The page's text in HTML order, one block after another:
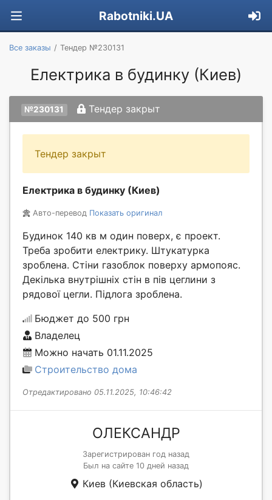
Rabotniki.UA
Все заказы Тендер №230131
Електрика в будинку (Киев)
№230131 Тендер закрыт
Тендер закрыт
Електрика в будинку (Киев)
Авто-перевод Показать оригинал
Будинок 140 кв м один поверх, є проект.
Треба зробити електрику. Штукатурка
зроблена. Стіни газоблок поверху армопояс.
Декілька внутрішніх стін в пів цеглини з
рядової цегли. Підлога зроблена.
Бюджет до 500 грн
Владелец
Можно начать 01.11.2025
Строительство дома
Отредактировано 05.11.2025, 10:46:42
ОЛЕКСАНДР
Зарегистрирован год назад
Был на сайте 10 дней назад
Киев (Киевская область)